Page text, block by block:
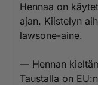
Hennaa on
ajan. Kiistelyn
lawsone-aine.
— Hennan
Taustalla on